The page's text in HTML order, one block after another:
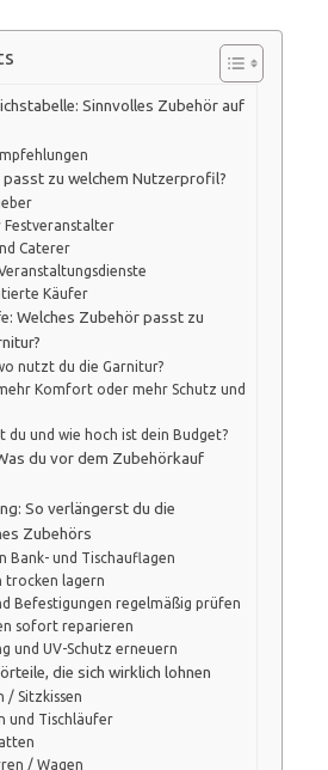
Sinnvolles Zubehör auf
passt zu welchem Nutzerprofil?
Festveranstalter
Caterer
Käufer
Welches Zubehör passt zu
nutzt du die Garnitur?
Komfort oder mehr Schutz und
du und wie hoch ist dein Budget?
du vor dem Zubehörkauf
So verlängerst du die
Zubehörs
Bank- und Tischauflagen
trocken lagern
Befestigungen regelmäßig prüfen
sofort reparieren
und UV-Schutz erneuern
die sich wirklich lohnen
/ Sitzkissen
und Tischläufer
/ Wagen